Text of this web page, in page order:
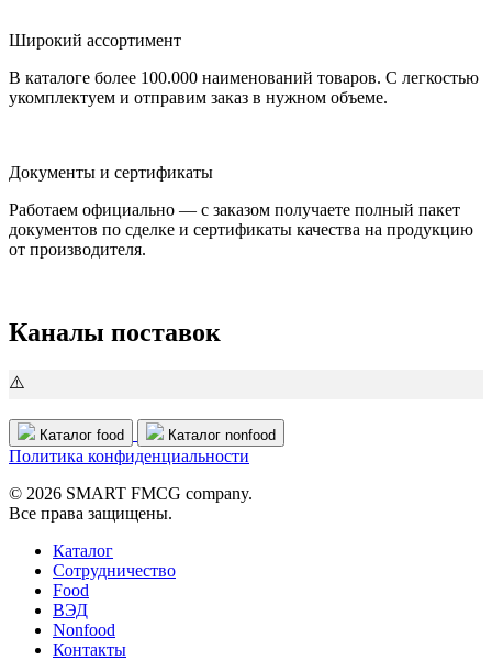
Широкий ассортимент
В каталоге более 100.000 наименований товаров. С легкостью
укомплектуем и отправим заказ в нужном объеме.
Документы и сертификаты
Работаем официально — с заказом получаете полный пакет
документов по сделке и сертификаты качества на продукцию
от производителя.
Каналы поставок
Каталог food Каталог nonfood
Политика конфиденциальности
© 2026 SMART FMCG company.
Все права защищены.
Каталог
Cотрудничество
Food
ВЭД
Nonfood
Контакты